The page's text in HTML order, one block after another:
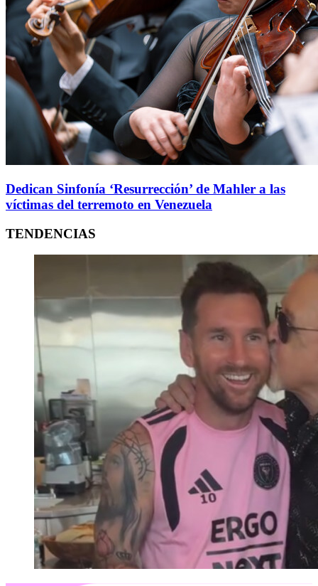
Dedican Sinfonía ‘Resurrección’ de Mahler a las
víctimas del terremoto en Venezuela
TENDENCIAS